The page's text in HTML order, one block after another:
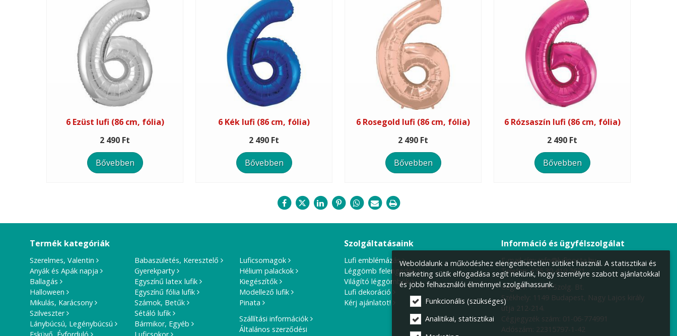
6 Ezüst lufi (86 cm, fólia)
2 490 Ft
Bővebben
6 Kék lufi (86 cm, fólia)
2 490 Ft
Bővebben
6 Rosegold lufi (86 cm, fólia)
2 490 Ft
Bővebben
6 Rózsaszín lufi (86 cm, fólia)
2 490 Ft
Bővebben
Termék kategóriák
Szerelmes, Valentin
Anyák és Apák napja
Ballagás
Halloween
Mikulás, Karácsony
Szilveszter
Lánybúcsú, Legénybúcsú
Babaszületés, Keresztelő
Gyerekparty
Egyszínű latex lufik
Egyszínű fólia lufik
Számok, Betűk
Sétáló lufik
Bármikor, Egyéb
Luficsomagok
Hélium palackok
Kiegészítők
Modellező lufik
Pinata
Szállítási információk
Általános szerződési
Szolgáltatásaink
Lufi emblémázás
Léggömb felengedés
Világító léggömbök
Lufi dekoráció
Kérj ajánlatot!
Információ és ügyfélszolgálat
E-mail cím:info@lufiposta.hu
Telefon:+36 30 419 2621
Cégnév: F.I.S.H. Szolg. Bt.
Székhely: 1149 Budapest, Nagy Lajos király
útja 212-214.
Cégjegyzék szám: 01-06-774991
Adószám: 22315797-1-42
Weboldalunk a működéshez elengedhetetlen sütiket használ. A statisztikai és
marketing sütik elfogadása segít nekünk, hogy személyre szabott ajánlatokkal
és jobb felhasználói élménnyel szolgálhassunk.
Funkcionális (szükséges)
Analitikai, statisztikai